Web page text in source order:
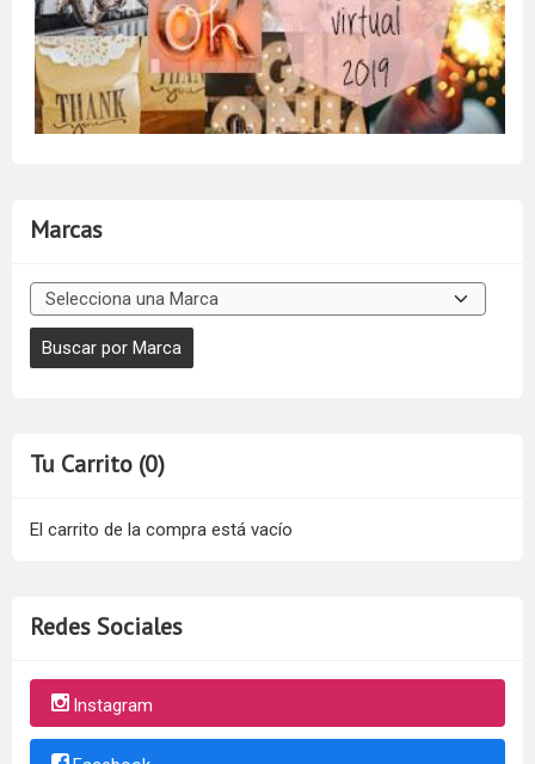
Marcas
Tu Carrito (0)
El carrito de la compra está vacío
Redes Sociales
Instagram